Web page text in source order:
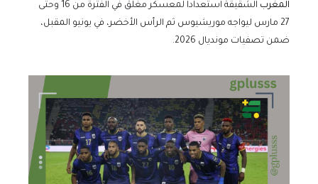
المغرب
الشقيقة استعدادا لمعسكر مغلق في الفترة من 16 وحتى
27 مارس ليواجه موريشيوس ثم الرأس الأخضر، في يونيو المقبل،
ضمن تصفيات مونديال 2026.